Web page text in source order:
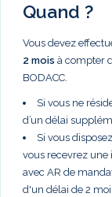
Quand ?
Vous devez
2 mois à compter
BODACC.
Si vous ne
d’un délai
Si vous
vous recevrez
avec AR de
d'un délai de 2